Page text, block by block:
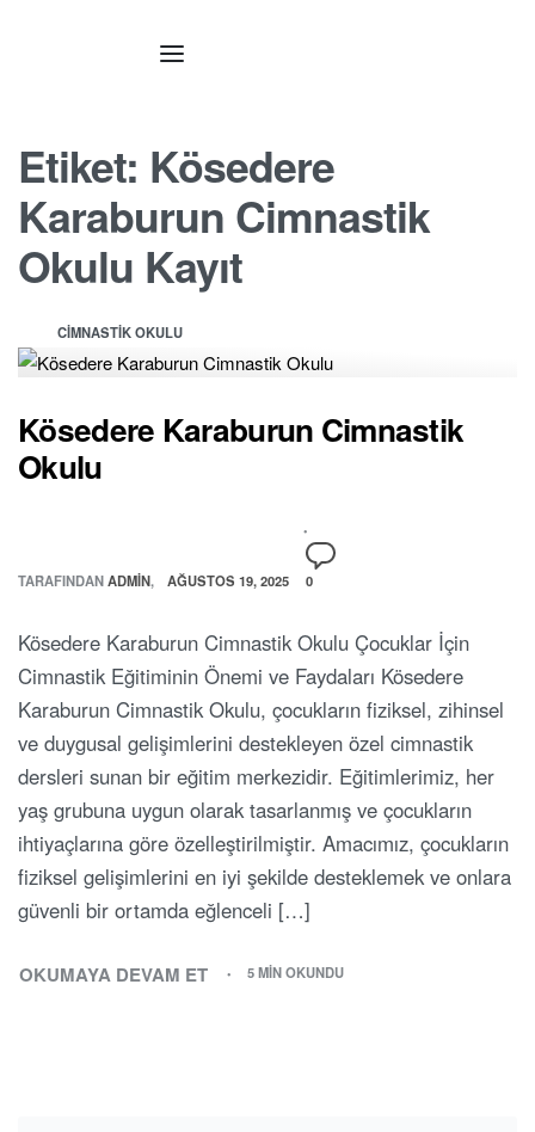
Etiket: Kösedere
Karaburun Cimnastik
Okulu Kayıt
CIMNASTIK OKULU
Kösedere Karaburun Cimnastik
Okulu
TARAFINDANADMIN AĞUSTOS 19, 2025 0
Kösedere Karaburun Cimnastik Okulu Çocuklar İçin
Cimnastik Eğitiminin Önemi ve Faydaları Kösedere
Karaburun Cimnastik Okulu, çocukların fiziksel, zihinsel
ve duygusal gelişimlerini destekleyen özel cimnastik
dersleri sunan bir eğitim merkezidir. Eğitimlerimiz, her
yaş grubuna uygun olarak tasarlanmış ve çocukların
ihtiyaçlarına göre özelleştirilmiştir. Amacımız, çocukların
fiziksel gelişimlerini en iyi şekilde desteklemek ve onlara
güvenli bir ortamda eğlenceli […]
OKUMAYA DEVAM ET 5 MIN OKUNDU